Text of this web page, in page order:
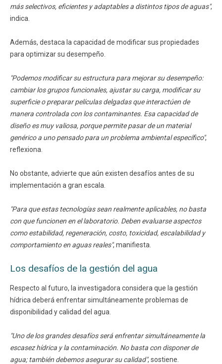
más selectivos, eficientes y adaptables a distintos tipos de aguas",
indica.
Además, destaca la capacidad de modificar sus propiedades
para optimizar su desempeño.
"Podemos modificar su estructura para mejorar su desempeño:
cambiar los grupos funcionales, ajustar su carga, modificar su
superficie o preparar películas delgadas que interactúen de
manera controlada con los contaminantes. Esa capacidad de
diseño es muy valiosa, porque permite pasar de un material
genérico a uno pensado para un problema ambiental específico",
reflexiona.
No obstante, advierte que aún existen desafíos antes de su
implementación a gran escala.
"Para que estas tecnologías sean realmente aplicables, no basta
con que funcionen en el laboratorio. Deben evaluarse aspectos
como estabilidad, regeneración, costo, toxicidad, escalabilidad y
comportamiento en aguas reales", manifiesta.
Los desafíos de la gestión del agua
Respecto al futuro, la investigadora considera que la gestión
hídrica deberá enfrentar simultáneamente problemas de
disponibilidad y calidad del agua.
"Uno de los grandes desafíos será enfrentar simultáneamente la
escasez hídrica y la contaminación. No basta con disponer de
agua; también debemos asegurar su calidad", sostiene.